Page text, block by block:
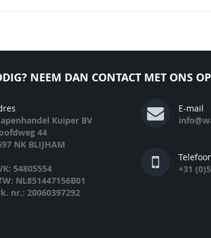
NEEM DAN CONTACT MET ONS
Kuiper BV
44
NK BLIJHAM
54805554
NL851447156B01
nr.: 20060397292
E-mail
+31